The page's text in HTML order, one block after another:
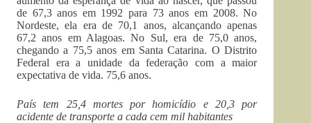
de 67,3 anos em 1992 para 73 anos em 2008. No
Nordeste, ela era de 70,1 anos, alcançando apenas
67,2 anos em Alagoas. No Sul, era de 75,0 anos,
chegando a 75,5 anos em Santa Catarina. O Distrito
Federal era a unidade da federação com a maior
expectativa de vida. 75,6 anos.
País tem 25,4 mortes por homicídio e 20,3 por
acidente de transporte a cada cem mil habitantes